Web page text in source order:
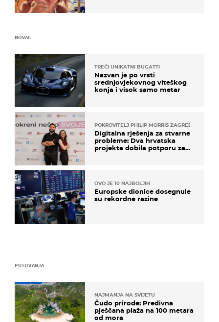
PUTOVANJA
NAJMANJA NA SVIJETU
Čudo prirode: Predivna
pješčana plaža na 100 metara
od mora
NOVAC
TREĆI UNIKATNI BUGATTI
Nazvan je po vrsti
srednjovjekovnog viteškog
konja i visok samo metar
POKROVITELJ PHILIP MORRIS ZAGREB
Digitalna rješenja za stvarne
probleme: Dva hrvatska
projekta dobila potporu za
OVO JE 10 NAJBOLJIH
Europske dionice dosegnule
su rekordne razine